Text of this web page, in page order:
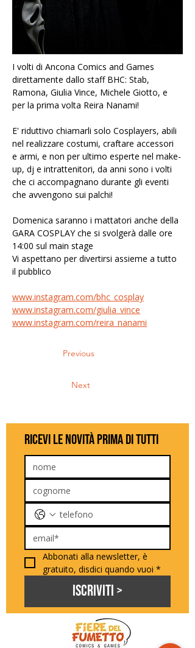
I volti di Ancona Comics and Games
direttamente dallo staff BHC: Stab,
Ramona, Giulia Vince, Michele Giotto, e
per la prima volta Reira Nanami!
E' riduttivo chiamarli solo Cosplayers, abili
nel realizzare costumi, craftare accessori
e armi, e non per ultimo esperte nel make-
up, dj e intrattenitori, da anni sono i volti
che ci accompagnano durante gli eventi
che avvengono sui palchi!
Domenica saranno i mattatori anche della
GARA COSPLAY che si svolgerà dalle ore
14:00 sul main stage
Vi aspettano per divertirsi assieme a tutto
il pubblico
www.instagram.com/bhc_cosplay
www.instagram.com/giulia_vince
www.instagram.com/reira_nanami
Previous
Next
ricevi le novità prima di tutti
Abbonati alla newsletter, è
gratuito, disdici quando vuoi *
Iscriviti >